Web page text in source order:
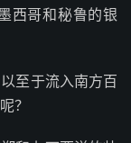
西哥和秘鲁的银
至于流入南方百
？